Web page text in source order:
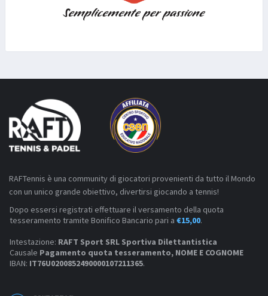
RAFTennis è una community di giocatori provenienti da tutto il Mondo
con un unico grande obiettivo, divertirsi giocando a tennis!
Dopo essersi registrati effettuare il versamento della quota
tesseramento tramite Bonifico Bancario pari a €15,00.
Intestazione: RAFT Sport SRL Sportiva Dilettantistica
Causale Pagamento quota tesseramento, NOME E COGNOME
IBAN: IT76U0200852490000107211365.